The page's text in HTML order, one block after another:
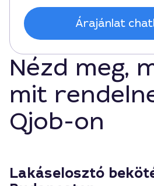
Árajánlat
Nézd meg,
mit
Qjob-on
Lakáselosztó